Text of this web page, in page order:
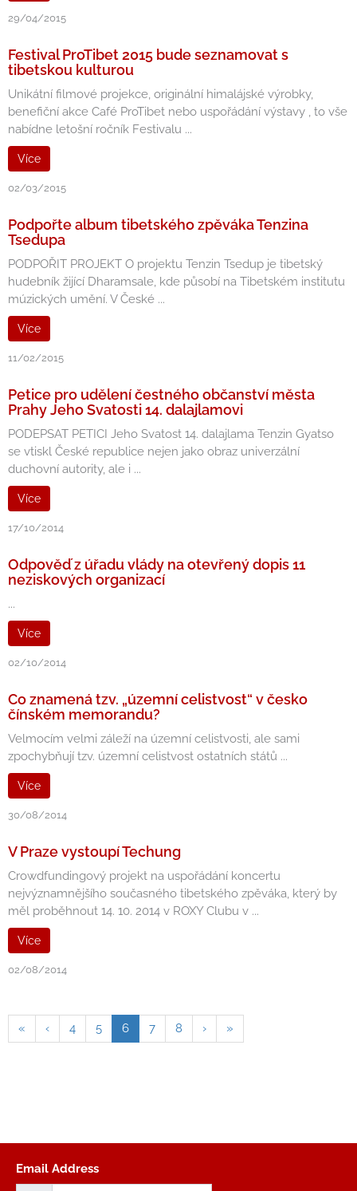
29/04/2015
Festival ProTibet 2015 bude seznamovat s
tibetskou kulturou
Unikátní filmové projekce, originální himalájské výrobky,
benefiční akce Café ProTibet nebo uspořádání výstavy , to vše
nabídne letošní ročník Festivalu ...
Více
02/03/2015
Podpořte album tibetského zpěváka Tenzina
Tsedupa
PODPOŘIT PROJEKT O projektu Tenzin Tsedup je tibetský
hudebník žijící Dharamsale, kde působí na Tibetském institutu
múzických umění. V České ...
Více
11/02/2015
Petice pro udělení čestného občanství města
Prahy Jeho Svatosti 14. dalajlamovi
PODEPSAT PETICI Jeho Svatost 14. dalajlama Tenzin Gyatso
se vtiskl České republice nejen jako obraz univerzální
duchovní autority, ale i ...
Více
17/10/2014
Odpověď z úřadu vlády na otevřený dopis 11
neziskových organizací
...
Více
02/10/2014
Co znamená tzv. „územní celistvost“ v česko
čínském memorandu?
Velmocím velmi záleží na územní celistvosti, ale sami
zpochybňují tzv. územní celistvost ostatních států ...
Více
30/08/2014
V Praze vystoupí Techung
Crowdfundingový projekt na uspořádání koncertu
nejvýznamnějšího současného tibetského zpěváka, který by
měl proběhnout 14. 10. 2014 v ROXY Clubu v ...
Více
02/08/2014
« ‹ 4 5 6 7 8 › »
Email Address